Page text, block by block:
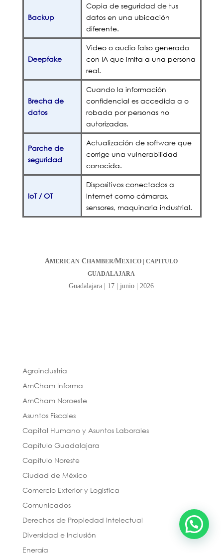
Backup
Copia de seguridad de tus
datos en una ubicación
diferente.
Deepfake
Video o audio falso generado
con IA que imita a una persona
real.
Brecha de
datos
Cuando la información
confidencial es accedida a o
robada por personas no
autorizadas.
Parche de
seguridad
Actualización de software que
corrige una vulnerabilidad
conocida.
IoT / OT
Dispositivos conectados a
internet como cámaras,
sensores, maquinaria industrial.
AMERICAN CHAMBER/MEXICO | CAPITULO
GUADALAJARA
Guadalajara | 17 | junio | 2026
Agroindustria
AmCham Informa
AmCham Noroeste
Asuntos Fiscales
Capital Humano y Asuntos Laborales
Capítulo Guadalajara
Capítulo Noreste
Ciudad de México
Comercio Exterior y Logística
Comunicados
Derechos de Propiedad Intelectual
Diversidad e Inclusión
Energía
Contáctanos